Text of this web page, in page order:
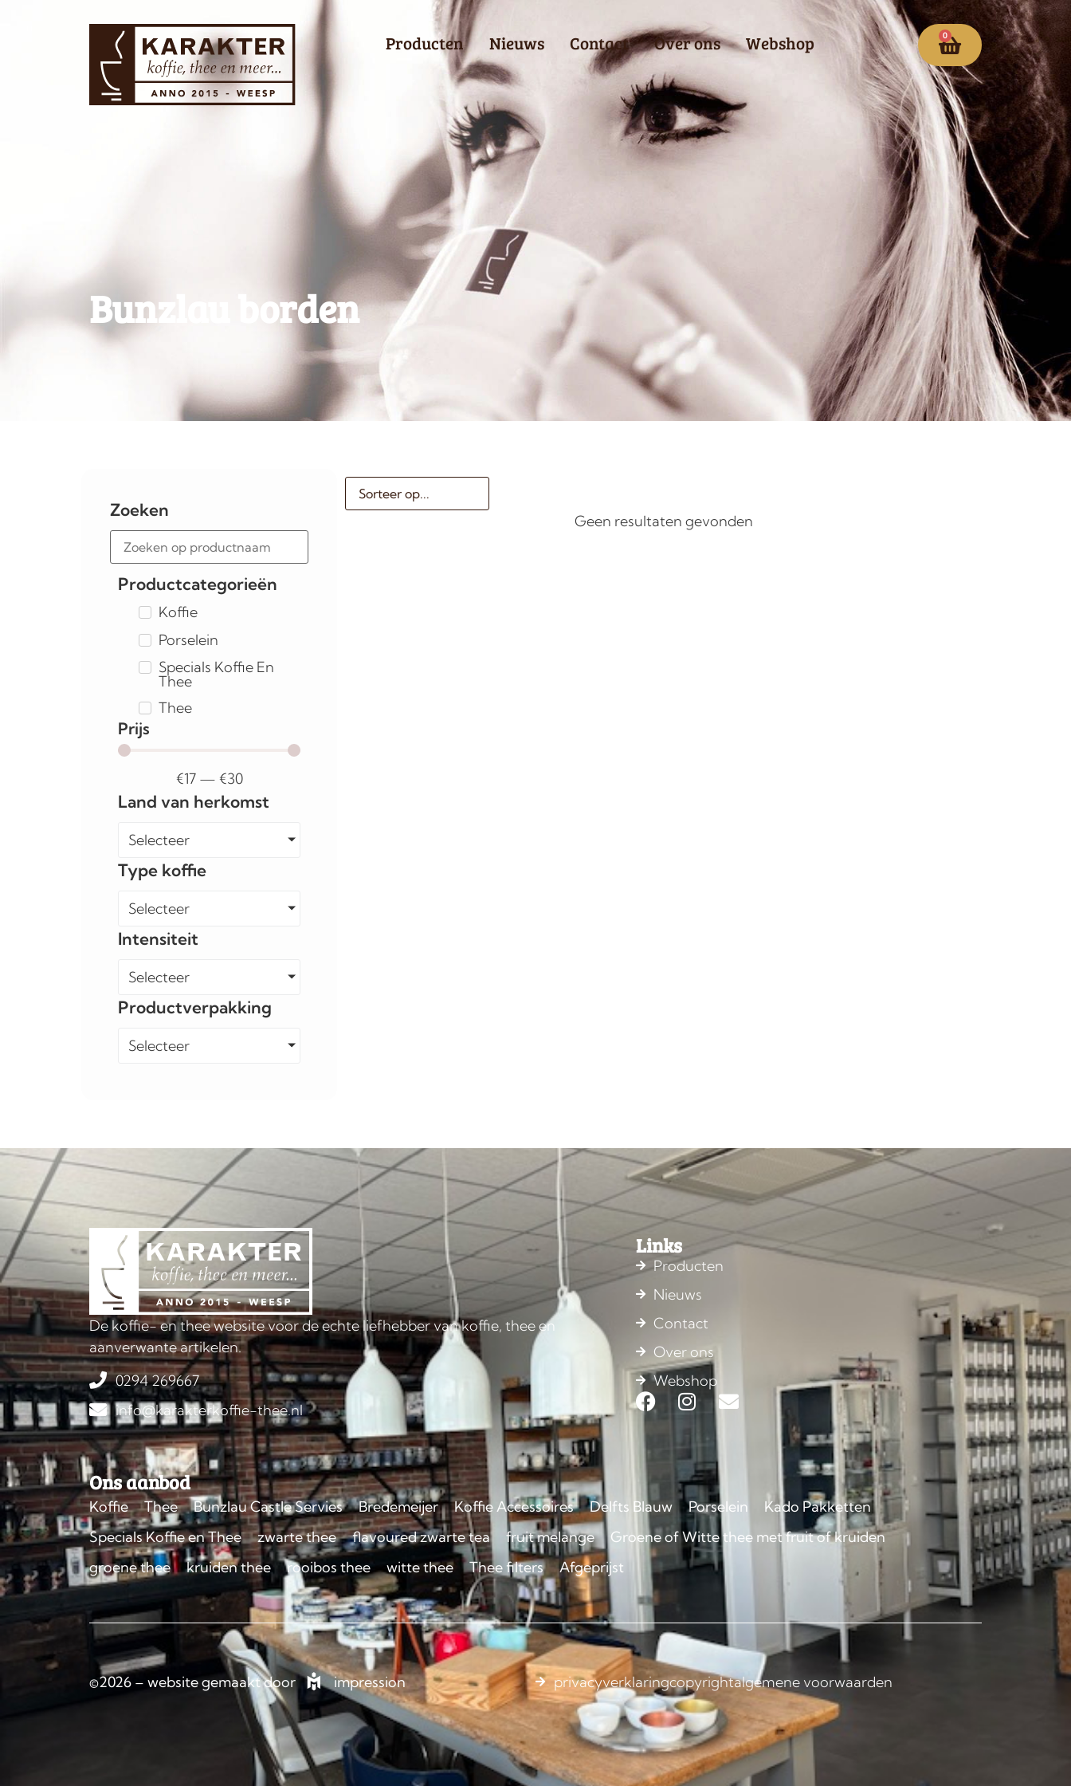
Producten Nieuws Contact Over ons Webshop 0
Bunzlau borden
Zoeken
Productcategorieën
Koffie
Porselein
Specials Koffie En
Thee
Thee
Prijs
€17— €30
Land van herkomst
Selecteer
Type koffie
Selecteer
Intensiteit
Selecteer
Productverpakking
Selecteer
Geen resultaten gevonden
De koffie- en thee website voor de echte liefhebber van koffie, thee en
aanverwante artikelen.
0294 269667
info@karakterkoffie-thee.nl
Links
Producten
Nieuws
Contact
Over ons
Webshop
Ons aanbod
Koffie Thee Bunzlau Castle Servies Bredemeijer Koffie Accessoires Delfts Blauw Porselein
Kado Pakketten
Specials Koffie en Thee
zwarte thee flavoured zwarte tea fruit melange
Groene of Witte thee met fruit of kruiden
groene thee
kruiden thee rooibos thee witte thee Thee filters Afgeprijst
©2026 – website gemaakt door impression privacyverklaringcopyrightalgemene voorwaarden